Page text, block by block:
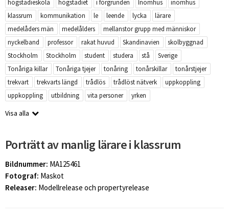
högstadieskola
högstadiet i förgrunden Inomhus
inomhus
klassrum
kommunikation le leende lycka
lärare
medelåders män
medelålders
mellanstor grupp med människor
nyckelband
professor rakat huvud Skandinavien
skolbyggnad
Stockholm
Stockholm student studera stå
Sverige
Tonåriga killar
Tonåriga tjejer tonåring tonårskillar
tonårstjejer
trekvart
trekvarts längd trådlös trådlöst nätverk
uppkoppling
uppkoppling
utbildning vita personer yrken
Visa alla
Porträtt av manlig lärare i klassrum
Bildnummer: MA125461
Fotograf: Maskot
Releaser: Modellrelease och propertyrelease